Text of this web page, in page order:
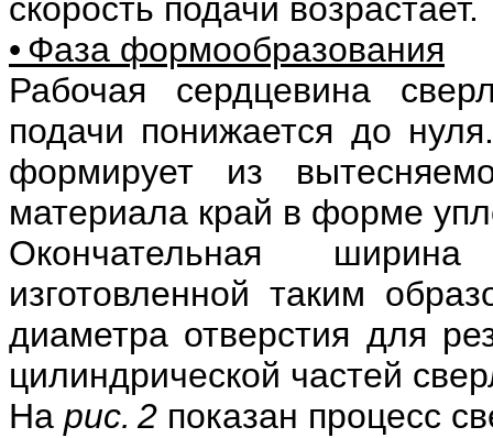
скорость подачи возрастает.
• Фаза формообразования
Рабочая сердцевина
подачи понижается до
формирует из
материала край в форме
Окончательная
изготовленной таким
диаметра отверстия для
цилиндрической частей
На рис. 2 показан процесс